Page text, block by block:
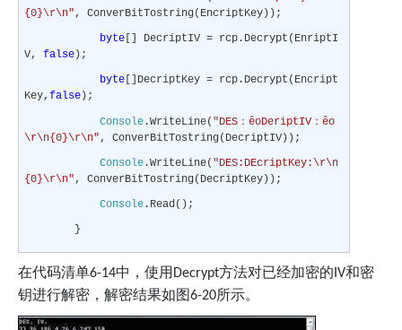
{0}\r\n" , ConverBitTostring(EncriptKey));
byte[] DecriptIV = rcp.Decrypt(EnriptI
V, false);
byte[]DecriptKey = rcp.Decrypt(Encript
Key, false);
Console.WriteLine( "DES： êoDeriptIV： êo
\r\n{0}\r\n" , ConverBitTostring(DecriptIV));
Console.WriteLine( "DES:DEcriptKey:\r\n
{0}\r\n" , ConverBitTostring(DecriptKey));
Console.Read();
}
在代码清单6-14中，使用 Decrypt方法对已经加密的 IV和密
钥进行解密，解密结果如图6-20所示。